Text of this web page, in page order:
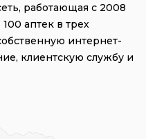
работающая с 2008
аптек в трех
интернет-
клиентскую службу и